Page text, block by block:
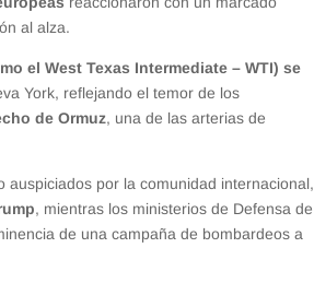
al alza.
el West Texas Intermediate – WTI) se
York, reflejando el temor de los
de Ormuz, una de las arterias de
auspiciados por la comunidad internacional,
, mientras los ministerios de Defensa de
de una campaña de bombardeos a